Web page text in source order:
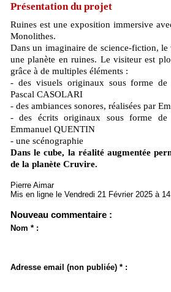
Présentation du projet
Ruines est une exposition immersive avec un Cube (2 m³) et des
Monolithes.
Dans un imaginaire de science-fiction,
une planète en ruines. Le visiteur est
grâce à de multiples éléments :
- des visuels originaux sous forme de
Pascal CASOLARI
- des ambiances sonores, réalisées par
- des écrits originaux sous forme de
Emmanuel QUENTIN
- une scénographie
Dans le cube, la réalité augmentée
de la planète Cruvire.
Pierre Aimar
Mis en ligne le Vendredi 21 Février 2025 à
Nouveau commentaire :
Nom * :
Adresse email (non publiée) * :